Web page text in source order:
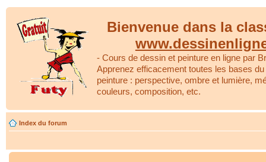
Bienvenue dans la
- Cours de dessin et peinture en ligne par
Apprenez efficacement toutes les bases
peinture : perspective, ombre et lumière,
couleurs, composition, etc.
Index du forum